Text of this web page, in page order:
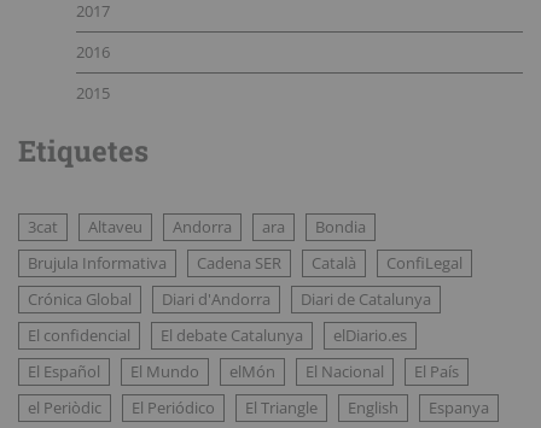
2017
2016
2015
Etiquetes
3cat Altaveu Andorra ara
Bondia
Brujula Informativa
Cadena SER Català
ConfiLegal
Crónica Global
Diari d'Andorra
Diari de Catalunya
El confidencial
El debate Catalunya
elDiario.es
El Español
El Mundo elMón El Nacional
El País
el Periòdic
El Periódico El Triangle English
Espanya